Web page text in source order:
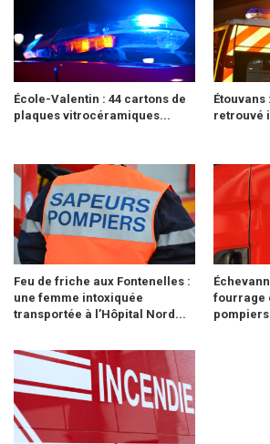
École-Valentin : 44 cartons de
plaques vitrocéramiques...
Étouvans
retrouvé
Feu de friche aux Fontenelles :
une femme intoxiquée
transportée à l’Hôpital Nord...
fourrage